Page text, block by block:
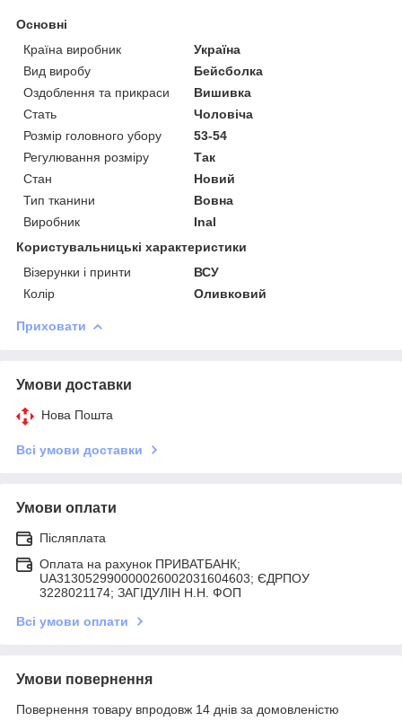
Основні
Країна виробник
Україна
Вид виробу
Бейсболка
Оздоблення та прикраси
Вишивка
Стать
Чоловіча
Розмір головного убору
53-54
Регулювання розміру
Так
Стан
Новий
Тип тканини
Вовна
Виробник
Inal
Користувальницькі характеристики
Візерунки і принти
ВСУ
Колір
Оливковий
Приховати
Умови доставки
Нова Пошта
Всі умови доставки
Умови оплати
Післяплата
Оплата на рахунок ПРИВАТБАНК;
UA313052990000026002031604603; ЄДРПОУ
3228021174; ЗАГIДУЛIН Н.Н. ФОП
Всі умови оплати
Умови повернення
Повернення товару впродовж 14 днів за домовленістю